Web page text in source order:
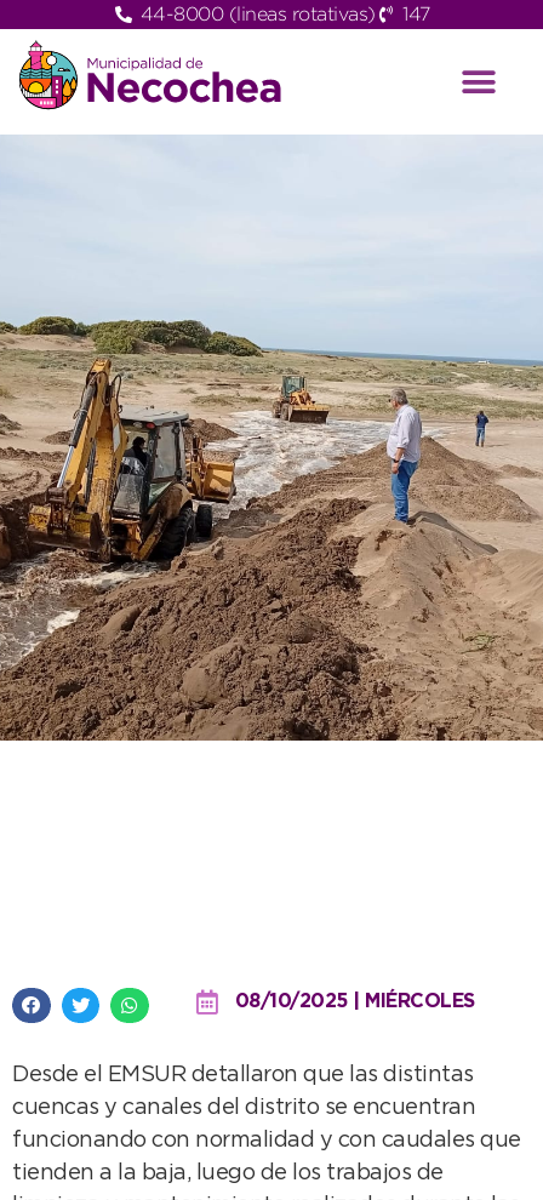
44-8000 (lineas rotativas) 147
08/10/2025 | MIÉRCOLES
Desde el EMSUR detallaron que las distintas
cuencas y canales del distrito se encuentran
funcionando con normalidad y con caudales que
tienden a la baja, luego de los trabajos de